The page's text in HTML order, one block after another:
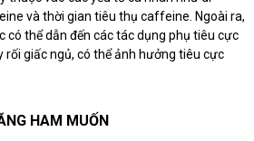
và thời gian tiêu thụ caffeine. Ngoài ra,
thể dẫn đến các tác dụng phụ tiêu cực
rối giấc ngủ, có thể ảnh hưởng tiêu cực
HAM MUỐN